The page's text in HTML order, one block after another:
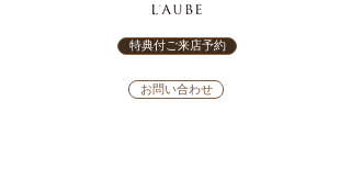
特典付ご来店予約
お問い合わせ